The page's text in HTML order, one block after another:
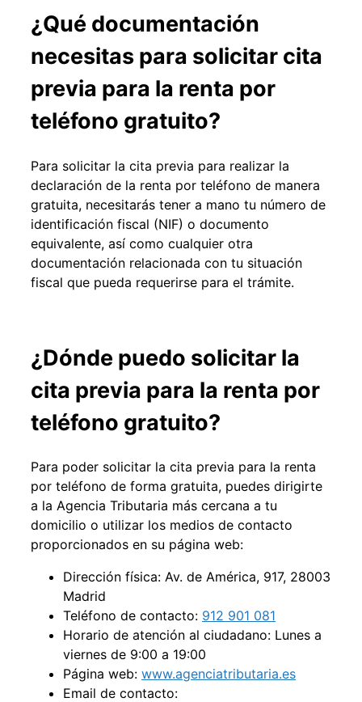
¿Qué documentación
necesitas para solicitar cita
previa para la renta por
teléfono gratuito?
Para solicitar la cita previa para realizar la
declaración de la renta por teléfono de manera
gratuita, necesitarás tener a mano tu número de
identificación fiscal (NIF) o documento
equivalente, así como cualquier otra
documentación relacionada con tu situación
fiscal que pueda requerirse para el trámite.
¿Dónde puedo solicitar la
cita previa para la renta por
teléfono gratuito?
Para poder solicitar la cita previa para la renta
por teléfono de forma gratuita, puedes dirigirte
a la Agencia Tributaria más cercana a tu
domicilio o utilizar los medios de contacto
proporcionados en su página web:
Dirección física: Av. de América, 917, 28003
Madrid
Teléfono de contacto: 912 901 081
Horario de atención al ciudadano: Lunes a
viernes de 9:00 a 19:00
Página web: www.agenciatributaria.es
Email de contacto: